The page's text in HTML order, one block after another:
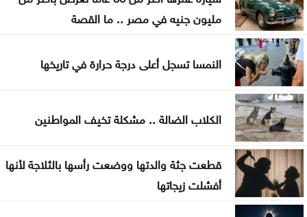
.. ماذا عن الأردن؟
مليون جنيه في مصر .. ما القصة
النمسا تسجل أعلى درجة حرارة في تاريخها
الكلاب الضالة .. مشكلة تخيف المواطنين
قطعت جثة والدتها ووضعت رأسها بالثلاجة لأنها
أفشلت زيجاتها